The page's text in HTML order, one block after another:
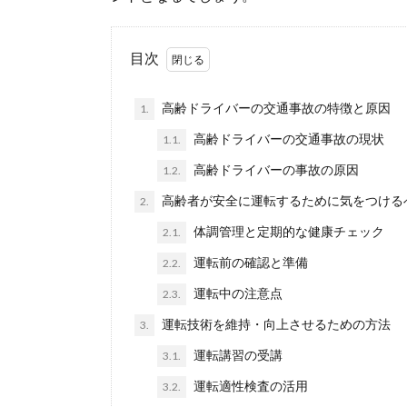
目次
1. 高齢ドライバーの交通事故の特徴と原因
1.1. 高齢ドライバーの交通事故の現状
1.2. 高齢ドライバーの事故の原因
2. 高齢者が安全に運転するために気をつける
2.1. 体調管理と定期的な健康チェック
2.2. 運転前の確認と準備
2.3. 運転中の注意点
3. 運転技術を維持・向上させるための方法
3.1. 運転講習の受講
3.2. 運転適性検査の活用